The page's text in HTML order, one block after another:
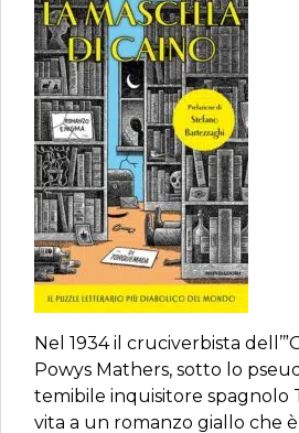
Nel 1934 il cruciverbista
Powys Mathers, sotto lo
temibile inquisitore spagnolo
vita a un romanzo giallo che